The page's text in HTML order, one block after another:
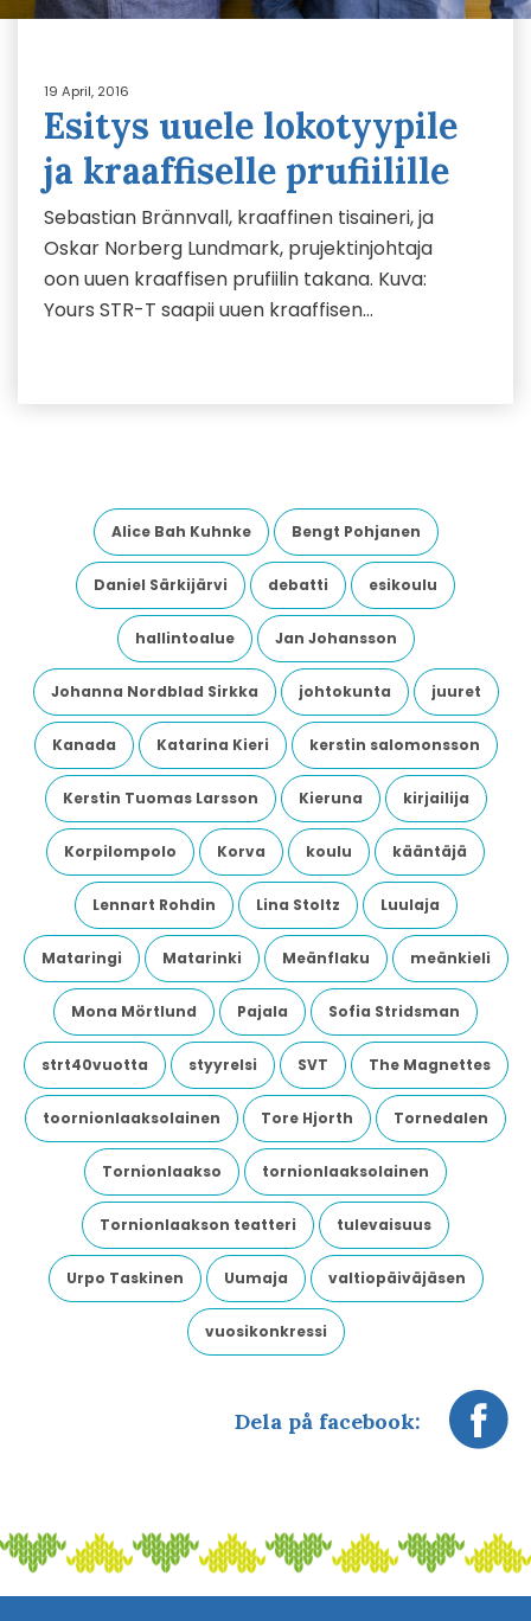
19 April, 2016
Esitys uuele lokotyypile
ja kraaffiselle prufiilille
Sebastian Brännvall, kraaffinen tisaineri, ja
Oskar Norberg Lundmark, prujektinjohtaja
oon uuen kraaffisen prufiilin takana. Kuva:
Yours STR-T saapii uuen kraaffisen…
Alice Bah Kuhnke Bengt Pohjanen
Daniel Särkijärvi debatti esikoulu
hallintoalue Jan Johansson
Johanna Nordblad Sirkka johtokunta juuret
Kanada Katarina Kieri kerstin salomonsson
Kerstin Tuomas Larsson Kieruna kirjailija
Korpilompolo Korva koulu kääntäjä
Lennart Rohdin Lina Stoltz Luulaja
Mataringi Matarinki Meänflaku meänkieli
Mona Mörtlund Pajala Sofia Stridsman
strt40vuotta styyrelsi SVT The Magnettes
toornionlaaksolainen Tore Hjorth Tornedalen
Tornionlaakso tornionlaaksolainen
Tornionlaakson teatteri tulevaisuus
Urpo Taskinen Uumaja valtiopäiväjäsen
vuosikonkressi
Dela på facebook: